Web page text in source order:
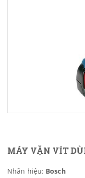
MÁY VẶN VÍT
Nhãn hiệu: Bosch